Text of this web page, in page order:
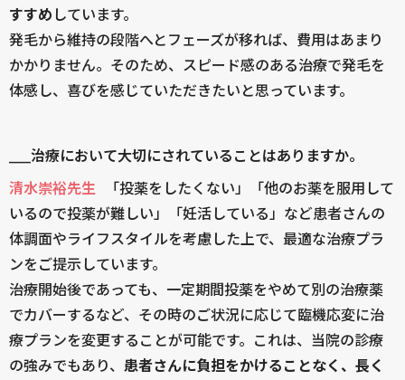
すすめ しています。
発毛から維持の段階へとフェーズが移れば、費用はあまり
かかりません。そのため、スピード感のある治療で発毛を
体感し、喜びを感じていただきたいと思っています。
____治療において大切にされていることはありますか。
清水崇裕先生
「投薬をしたくない」「他のお薬を服用して
いるので投薬が難しい」「妊活している」など患者さんの
体調面やライフスタイルを考慮した上で、最適な治療プラ
ンをご提示しています。
治療開始後であっても、一定期間投薬をやめて別の治療薬
でカバーするなど、その時のご状況に応じて臨機応変に治
療プランを変更することが可能です。これは、当院の診療
の強みでもあり、 患者さんに負担をかけることなく、長く